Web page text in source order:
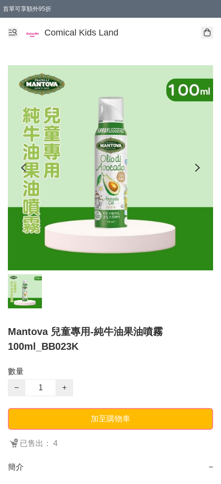
首單可享額外95折
Comical Kids Land
Mantova 兒童專用-純牛油果油噴霧
100ml_BB023K
數量
−
+
加至購物車
已售出： 4
簡介 −